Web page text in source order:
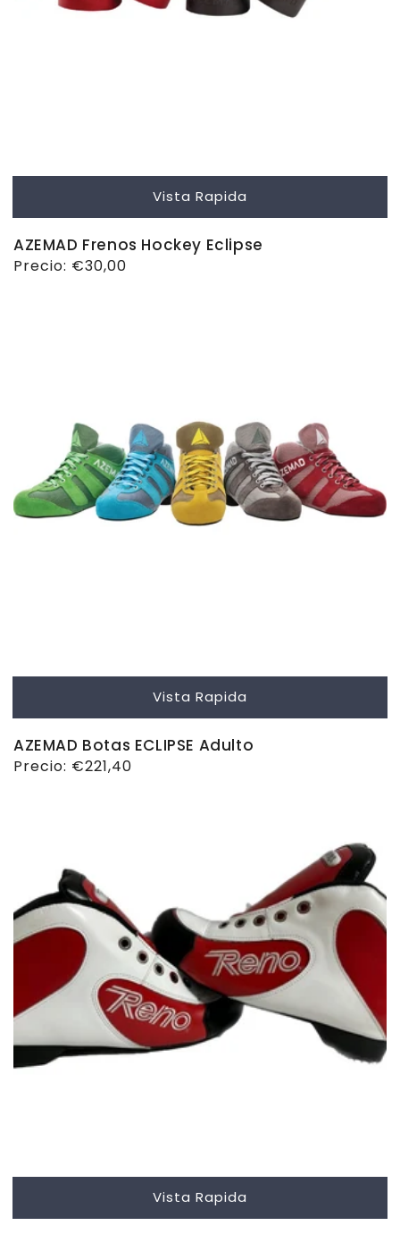
Vista Rapida
AZEMAD Frenos Hockey Eclipse
Precio
Precio: €30,00
Vista Rapida
AZEMAD Botas ECLIPSE Adulto
Precio
Precio: €221,40
Vista Rapida